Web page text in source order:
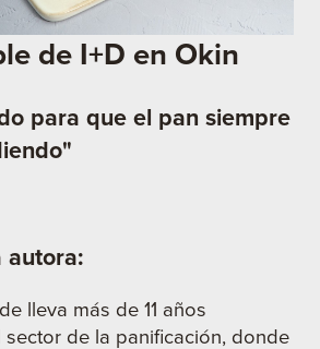
de I+D en Okin
para que el pan siempre
lleva más de 11 años
de la panificación, donde